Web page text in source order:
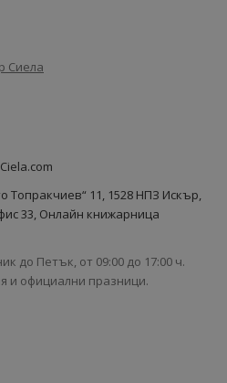
Сиела
Ciela.com
Топракчиев“ 11, 1528 НПЗ Искър,
33, Онлайн книжарница
до Петък, от 09:00 до 17:00 ч.
и официални празници.